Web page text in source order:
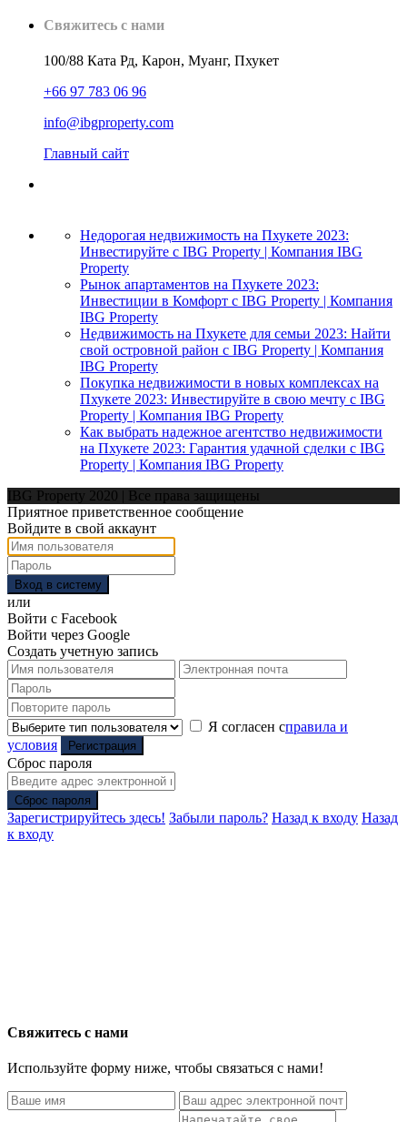
Свяжитесь с нами
100/88 Ката Рд, Карон, Муанг, Пхукет
+66 97 783 06 96
info@ibgproperty.com
Главный сайт
Недорогая недвижимость на Пхукете 2023:
Инвестируйте с IBG Property | Компания IBG
Property
Рынок апартаментов на Пхукете 2023:
Инвестиции в Комфорт с IBG Property | Компания
IBG Property
Недвижимость на Пхукете для семьи 2023: Найти
свой островной район с IBG Property | Компания
IBG Property
Покупка недвижимости в новых комплексах на
Пхукете 2023: Инвестируйте в свою мечту с IBG
Property | Компания IBG Property
Как выбрать надежное агентство недвижимости
на Пхукете 2023: Гарантия удачной сделки с IBG
Property | Компания IBG Property
IBG Property 2020 | Все права защищены
Приятное приветственное сообщение
Войдите в свой аккаунт
Вход в систему
или
Войти с Facebook
Войти через Google
Создать учетную запись
Я согласен справила и
условия
Регистрация
Сброс пароля
Сброс пароля
Зарегистрируйтесь здесь! Забыли пароль? Назад к входу Назад
к входу
Свяжитесь с нами
Используйте форму ниже, чтобы связаться с нами!